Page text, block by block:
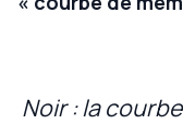
Noir : la courbe